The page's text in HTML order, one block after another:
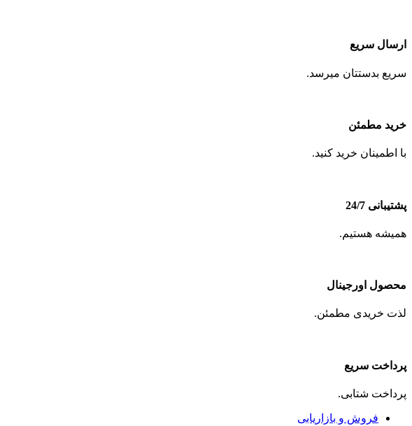
ارسال سریع
سریع بدستتان میرسد.
خرید مطمئن
با اطمینان خرید کنید.
پشتیبانی 24/7
همیشه هستیم.
محصول اورجینال
لذت خریدی مطمئن.
پرداخت سریع
پرداخت شتابی.
فروش و بازاریابی